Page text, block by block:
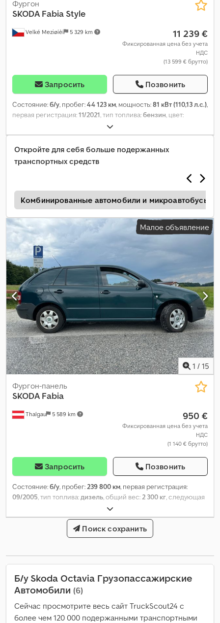
Velké Meziøíèí 5 329 km
Фургон
SKODA Fabia Style
11 239 €
Фиксированная цена без учета
НДС
(13 599 € брутто)
Запросить Позвонить
Состояние:б/у, пробег:44 123 км, мощность:81 кВт (110,13 л.с.),
первая регистрация:11/2021, тип топлива:бензин, цвет:
механический
Евро 6, количество мест:5, Оборудование:ABS, кондиционер,
система иммобилайзера, центральный замок, электронная
программа стабилизации (ESP)
Откройте для себя больше подержанных
транспортных средств
Комбинированные автомобили и микроавтобусы
Малое объявление
1 / 15
Thalgau 5 589 km
Фургон-панель
SKODA Fabia
950 €
Фиксированная цена без учета
НДС
(1 140 € брутто)
Запросить Позвонить
Состояние:б/у, пробег: 239 800 км, первая регистрация:
09/2005 , тип топлива:дизель , общий вес: 2 300 кг , следующая
зелёный
механический, класс выбросов:Евро 5, количество мест:2,
, Оборудование:ABS,
Поиск сохранить
Б/у Skoda Octavia Грузопассажирские
Автомобили (6)
Сейчас просмотрите весь сайт TruckScout24 с
более чем 120 000 подержанными транспортными